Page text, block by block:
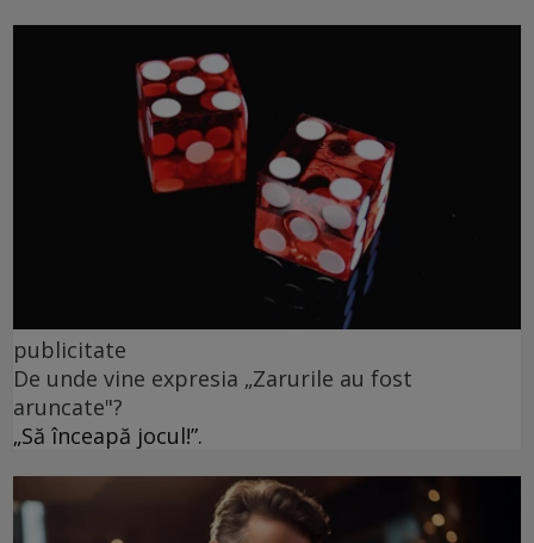
publicitate
De unde vine expresia „Zarurile au fost
aruncate"?
„Să înceapă jocul!”.